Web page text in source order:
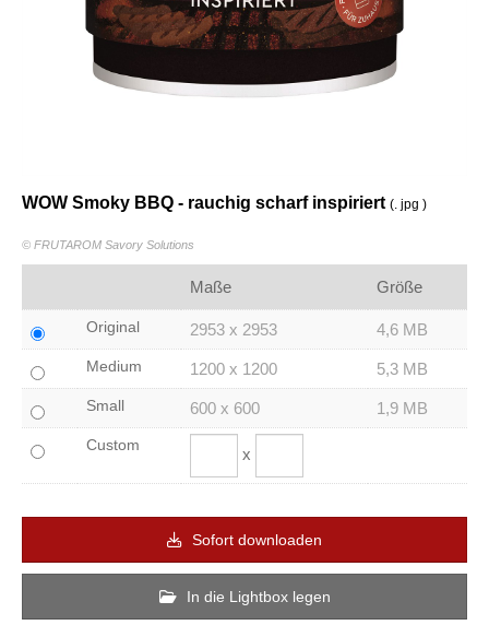
WOW Smoky BBQ - rauchig scharf inspiriert (. jpg )
© FRUTAROM Savory Solutions
Maße Größe
Original 2953 x 2953 4,6 MB
Medium 1200 x 1200 5,3 MB
Small 600 x 600 1,9 MB
Custom x
Sofort downloaden
In die Lightbox legen